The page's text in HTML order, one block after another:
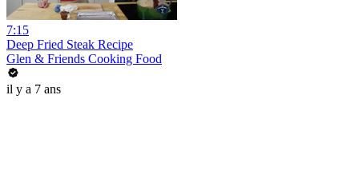
7:15
Deep Fried Steak Recipe
Glen & Friends Cooking Food
il y a 7 ans